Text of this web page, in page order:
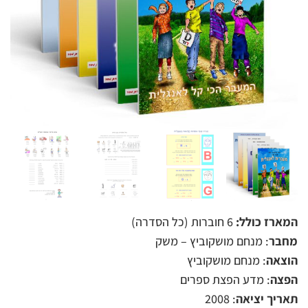
המארז כולל: 6 חוברות (כל הסדרה)
מחבר: מנחם מושקוביץ – משק
הוצאה: מנחם מושקוביץ
הפצה: מדע הפצת ספרים
תאריך יציאה: 2008